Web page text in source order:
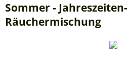
Sommer - Jahreszeiten-
Räuchermischung